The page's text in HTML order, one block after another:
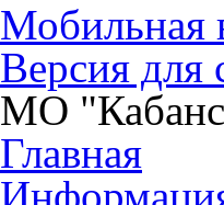
Мобильная
Версия для
МО
Главная